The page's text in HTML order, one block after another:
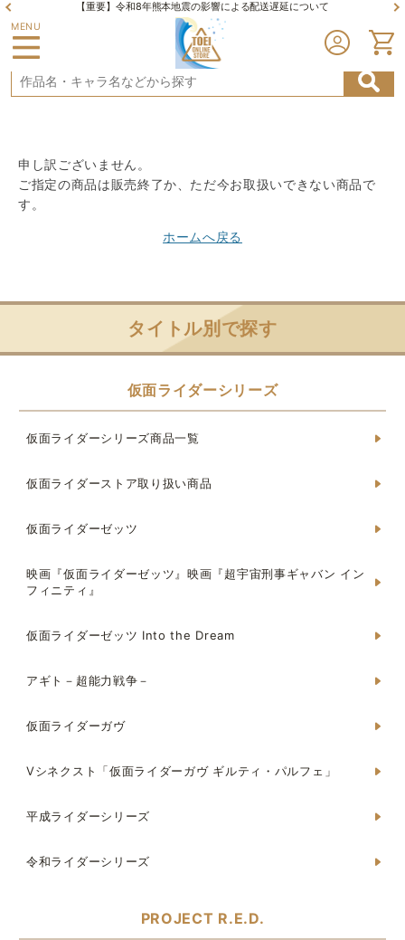
【重要】令和8年熊本地震の影響による配送遅延について
MENU
申し訳ございません。
ご指定の商品は販売終了か、ただ今お取扱いできない商品で
す。
ホームへ戻る
タイトル別で探す
仮面ライダーシリーズ
仮面ライダーシリーズ商品一覧
仮面ライダーストア取り扱い商品
仮面ライダーゼッツ
映画『仮面ライダーゼッツ』映画『超宇宙刑事ギャバン イン
フィニティ』
仮面ライダーゼッツ Into the Dream
アギト－超能力戦争－
仮面ライダーガヴ
Vシネクスト「仮面ライダーガヴ ギルティ・パルフェ」
平成ライダーシリーズ
令和ライダーシリーズ
PROJECT R.E.D.